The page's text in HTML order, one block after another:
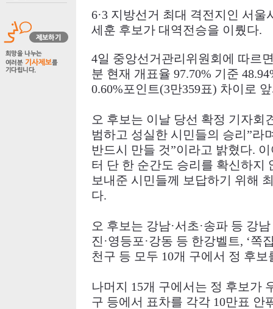
6·3 지방선거 최대 격전지인 서울
세훈 후보가 대역전승을 이뤘다.
4일 중앙선거관리위원회에 따르
분 현재 개표율 97.70% 기준
0.60%포인트(3만359표) 차이로
오 후보는 이날 당선 확정 기자회
범하고 성실한 시민들의 승리 ”라
반드시 만들 것”이라고 밝혔다.
터 단 한 순간도 승리를 확신하지
보내준 시민들께 보답하기 위해
다.
오 후보는 강남·서초·송파 등 강남
진 ·영등포·강동 등 한강벨트, ‘쪽
천구 등 모두 10개 구에서 정 후보
나머지 15개 구에서는 정 후보가
구 등에서 표차를 각각 10만표 안